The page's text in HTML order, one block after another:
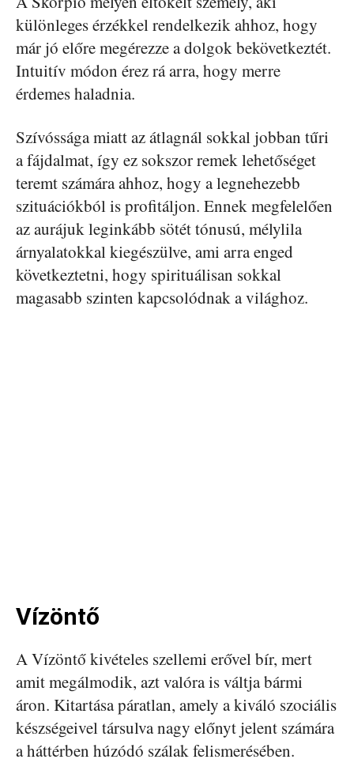
különleges érzékkel rendelkezik ahhoz, hogy
már jó előre megérezze a dolgok bekövetkeztét.
Intuitív módon érez rá arra, hogy merre
érdemes haladnia.
Szívóssága miatt az átlagnál sokkal jobban tűri
a fájdalmat, így ez sokszor remek lehetőséget
teremt számára ahhoz, hogy a legnehezebb
szituációkból is profitáljon. Ennek megfelelően
az aurájuk leginkább sötét tónusú, mélylila
árnyalatokkal kiegészülve, ami arra enged
következtetni, hogy spirituálisan sokkal
magasabb szinten kapcsolódnak a világhoz.
Vízöntő
A Vízöntő kivételes szellemi erővel bír, mert
amit megálmodik, azt valóra is váltja bármi
áron. Kitartása páratlan, amely a kiváló szociális
készségeivel társulva nagy előnyt jelent számára
a háttérben húzódó szálak felismerésében.